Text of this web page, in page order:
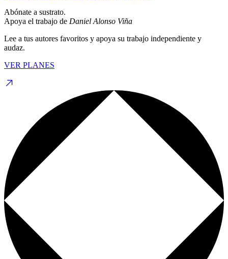
Abónate a sustrato.
Apoya el trabajo de Daniel Alonso Viña
Lee a tus autores favoritos y apoya su trabajo independiente y
audaz.
VER PLANES